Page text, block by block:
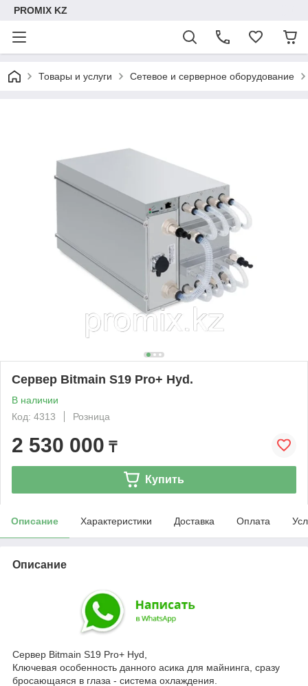
PROMIX KZ
Товары и услуги Сетевое и серверное оборудование
Сервер Bitmain S19 Pro+ Hyd.
В наличии
Код: 4313
Розница
2 530 000 ₸
Купить
Описание Характеристики Доставка Оплата
Описание
Сервер Bitmain S19 Pro+ Hyd,
Ключевая особенность данного асика для майнинга, сразу
бросающаяся в глаза - система охлаждения.